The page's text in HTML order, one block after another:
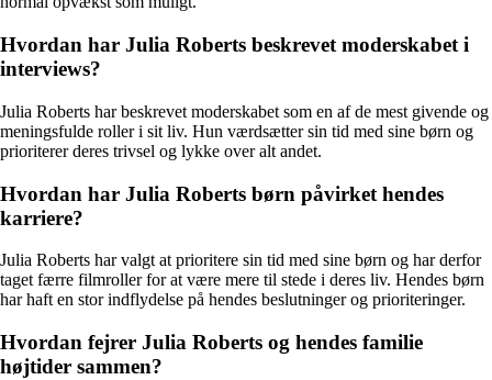
Hvordan har Julia Roberts beskrevet moderskabet i
interviews?
Julia Roberts har beskrevet moderskabet som en af de mest givende og
meningsfulde roller i sit liv. Hun værdsætter sin tid med sine børn og
prioriterer deres trivsel og lykke over alt andet.
Hvordan har Julia Roberts børn påvirket hendes
karriere?
Julia Roberts har valgt at prioritere sin tid med sine børn og har derfor
taget færre filmroller for at være mere til stede i deres liv. Hendes børn
har haft en stor indflydelse på hendes beslutninger og prioriteringer.
Hvordan fejrer Julia Roberts og hendes familie
højtider sammen?